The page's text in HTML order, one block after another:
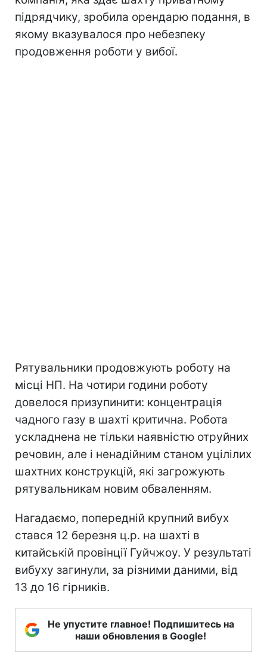
підрядчику, зробила орендарю подання, в
якому вказувалося про небезпеку
продовження роботи у вибої.
Рятувальники продовжують роботу на
місці НП. На чотири години роботу
довелося призупинити: концентрація
чадного газу в шахті критична. Робота
ускладнена не тільки наявністю отруйних
речовин, але і ненадійним станом уцілілих
шахтних конструкцій, які загрожують
рятувальникам новим обваленням.
Нагадаємо, попередній крупний вибух
стався 12 березня ц.р. на шахті в
китайській провінції Гуйчжоу. У результаті
вибуху загинули, за різними даними, від
13 до 16 гірників.
Не упустите главное! Подпишитесь на
наши обновления в Google!